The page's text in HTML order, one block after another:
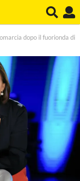
dopo il fuorionda di